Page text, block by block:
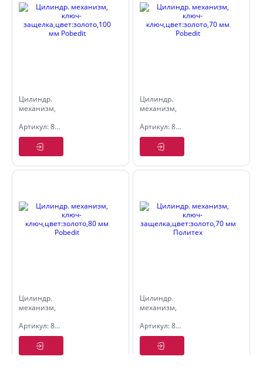
Цилиндр.
механизм,
защелка,цвет:золото,100
мм Pobedit
Артикул: 8126100
Цилиндр.
механизм,
ключ,цвет:золото,70
мм Pobedit
Артикул: 8127070
Цилиндр.
механизм,
ключ,цвет:золото,80
мм Pobedit
Артикул: 8127080
Цилиндр.
механизм,
защелка,цвет:золото,70
мм
Политех
Артикул: 8124070